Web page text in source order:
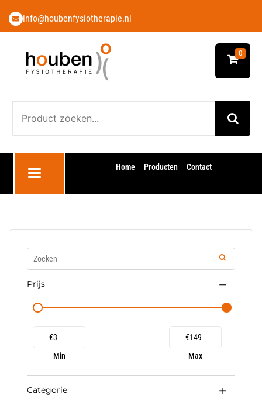
info@houbenfysiotherapie.nl
0
Toggle navigation
Home Producten Contact
Prijs
€
Min
€
Max
Categorie